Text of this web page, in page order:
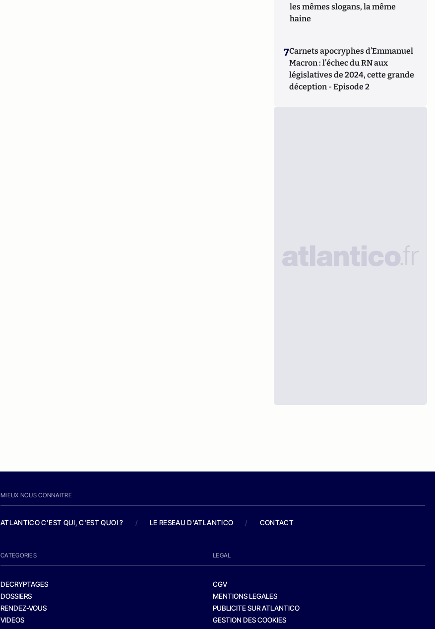
les mêmes slogans, la même
haine
7Carnets apocryphes d’Emmanuel
Macron : l’échec du RN aux
législatives de 2024, cette grande
déception - Episode 2
MIEUX NOUS CONNAITRE
ATLANTICO C'EST QUI, C'EST QUOI ? / LE RESEAU D'ATLANTICO / CONTACT
CATEGORIES
DECRYPTAGES
DOSSIERS
RENDEZ-VOUS
VIDEOS
LEGAL
CGV
MENTIONS LEGALES
PUBLICITE SUR ATLANTICO
GESTION DES COOKIES